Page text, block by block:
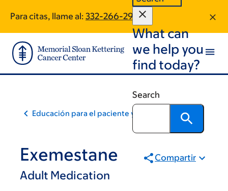
main
content
footer
Para citas, llame al: 332-266-2949
What can
we help you
find today?
Search
Educación para el paciente y la comunidad
Exemestane
Adult Medication
Compartir